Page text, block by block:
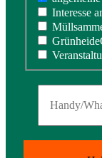
Interesse